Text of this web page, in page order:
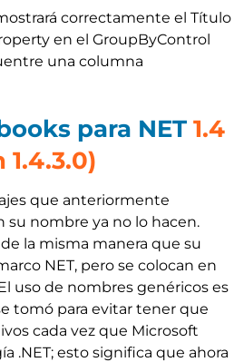
correctamente el Título
en el GroupByControl
una columna
para NET 1.4
que anteriormente
su nombre ya no lo hacen.
la misma manera que su
NET, pero se colocan en
uso de nombres genéricos es
tomó para evitar tener que
cada vez que Microsoft
.NET; esto significa que ahora